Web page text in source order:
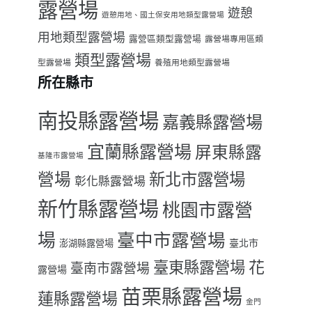
露營場 遊憩用地、國土保安用地類型露營場 遊憩
用地類型露營場 露營區類型露營場 露營場專用區類
型露營場 類型露營場 養殖用地類型露營場
所在縣市
南投縣露營場 嘉義縣露營場
基隆市露營場 宜蘭縣露營場 屏東縣露
營場 彰化縣露營場 新北市露營場
新竹縣露營場 桃園市露營
場 澎湖縣露營場 臺中市露營場 臺北市
露營場 臺南市露營場 臺東縣露營場 花
蓮縣露營場 苗栗縣露營場 金門